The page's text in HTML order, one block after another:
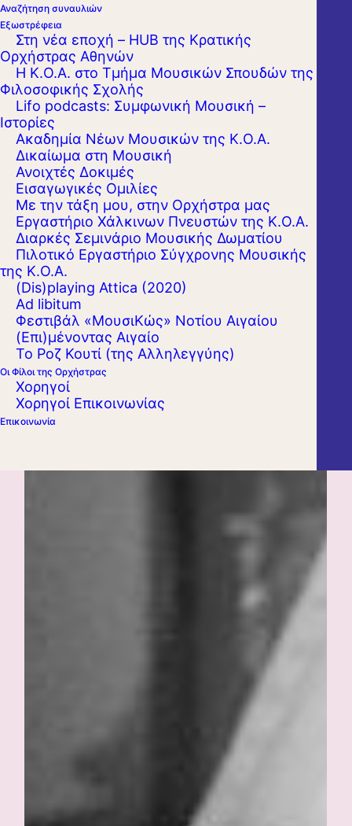
Αναζήτηση συναυλιών
Εξωστρέφεια
Στη νέα εποχή – HUB της Κρατικής
Ορχήστρας Αθηνών
Η Κ.Ο.Α. στο Τμήμα Μουσικών Σπουδών της
Φιλοσοφικής Σχολής
Lifo podcasts: Συμφωνική Μουσική –
Ιστορίες
Ακαδημία Νέων Μουσικών της Κ.Ο.Α.
Δικαίωμα στη Μουσική
Ανοιχτές Δοκιμές
Εισαγωγικές Ομιλίες
Με την τάξη μου, στην Ορχήστρα μας
Εργαστήριo Χάλκινων Πνευστών της Κ.Ο.Α.
Διαρκές Σεμινάριο Μουσικής Δωματίου
Πιλοτικό Εργαστήριο Σύγχρονης Μουσικής
της Κ.Ο.Α.
(Dis)playing Attica (2020)
Ad libitum
Φεστιβάλ «ΜουσιΚώς» Νοτίου Αιγαίου
(Επι)μένοντας Αιγαίο
Το Ροζ Κουτί (της Αλληλεγγύης)
Οι Φίλοι της Ορχήστρας
Χορηγοί
Χορηγοί Επικοινωνίας
Επικοινωνία